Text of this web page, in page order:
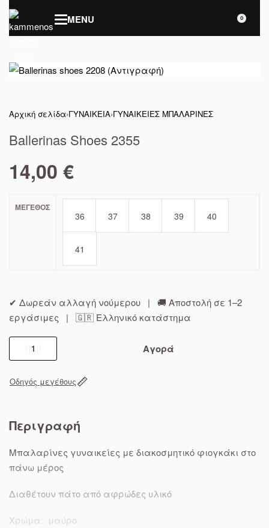
0
Αρχική σελίδα›ΓΥΝΑΙΚΕΙΑ›ΓΥΝΑΙΚΕΙΕΣ ΜΠΑΛΑΡΙΝΕΣ
Ballerinas Shoes 2355
14,00 €
ΜΈΓΕΘΟΣ
36 37 38 39 40
41
✔ Δωρεάν αλλαγή νούμερου | 🚚 Αποστολή σε 1–2
εργάσιμες | 🇬🇷 Ελληνικό κατάστημα
Αγορά
Οδηγός μεγέθους
Περιγραφή
Μπαλαρίνες γυναικείες με διακοσμητικό φιογκάκι στο
πάνω μέρος
Διαθέτουν πάτο από αφρώδες υλικό
Χρώμα: μαύρο